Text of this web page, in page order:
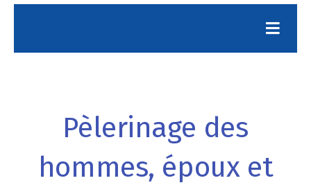
Pèlerinage des
hommes, époux et